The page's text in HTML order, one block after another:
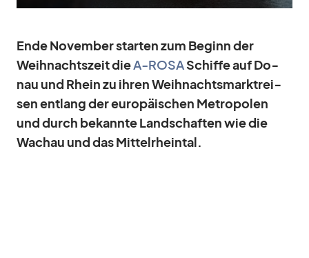
Ende No­vem­ber star­ten zum Be­ginn der
Weih­nachts­zeit dieA‑ROSASchiffe auf Do­
nau und Rhein zu ih­ren Weih­nachts­markt­rei­
sen ent­lang der eu­ro­päi­schen Me­tro­po­len
und durch be­kannte Land­schaf­ten wie die
Wachau und das Mit­tel­rhein­tal.